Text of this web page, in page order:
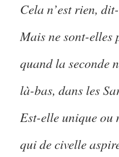
Cela n’est rien,
Mais ne sont-elles
quand la seconde
là-bas, dans les
Est-elle unique ou
qui de civelle